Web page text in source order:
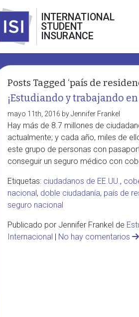
INTERNATIONAL
STUDENT
INSURANCE
Posts Tagged ‘país de
¡Estudiando y trabajando
mayo 11th, 2016 by Jennifer Frankel
Hay más de 8.7 millones de
actualmente; y cada año, miles de
este grupo de personas con
conseguir un seguro médico con
Etiquetas: ciudadanos de EE.UU.,
nacional, doble ciudadanía, país de
seguro nacional
Publicado por Jennifer Frankel de
Internacional | No hay comentarios